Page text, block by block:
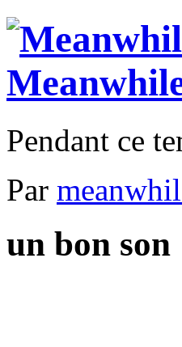
Pendant ce
Par
un bon son